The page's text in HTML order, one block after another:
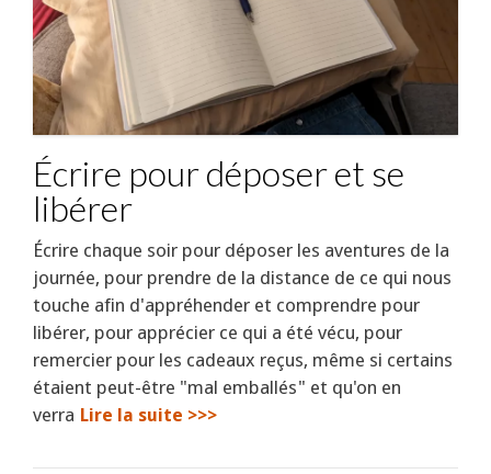
Écrire pour déposer et se
libérer
Écrire chaque soir pour déposer les aventures de la
journée, pour prendre de la distance de ce qui nous
touche afin d'appréhender et comprendre pour
libérer, pour apprécier ce qui a été vécu, pour
remercier pour les cadeaux reçus, même si certains
étaient peut-être "mal emballés" et qu'on en
verra Lire la suite >>>